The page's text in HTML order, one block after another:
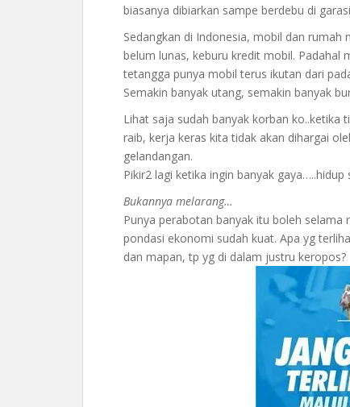
biasanya dibiarkan sampe berdebu di
Sedangkan di Indonesia, mobil dan rumah
belum lunas, keburu kredit mobil. Padahal
tetangga punya mobil terus ikutan dari
Semakin banyak utang, semakin banyak
Lihat saja sudah banyak korban ko..ketika
raib, kerja keras kita tidak akan dihargai
gelandangan.
Pikir2 lagi ketika ingin banyak
Bukannya melarang…
Punya perabotan banyak itu boleh
pondasi ekonomi sudah kuat. Apa yg
dan mapan, tp yg di dalam justru keropos?